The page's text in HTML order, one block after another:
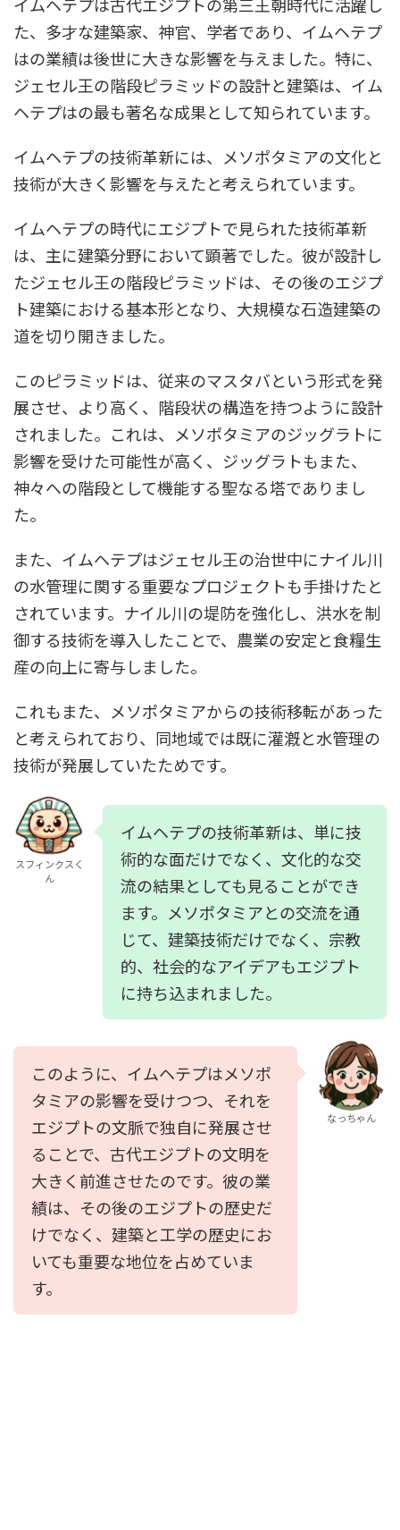
た、多才な建築家、神官、学者であり、イムヘテプ
はの業績は後世に大きな影響を与えました。特に、
ジェセル王の階段ピラミッドの設計と建築は、イム
ヘテプはの最も著名な成果として知られています。
イムヘテプの技術革新には、メソポタミアの文化と
技術が大きく影響を与えたと考えられています。
イムヘテプの時代にエジプトで見られた技術革新
は、主に建築分野において顕著でした。彼が設計し
たジェセル王の階段ピラミッドは、その後のエジプ
ト建築における基本形となり、大規模な石造建築の
道を切り開きました。
このピラミッドは、従来のマスタバという形式を発
展させ、より高く、階段状の構造を持つように設計
されました。これは、メソポタミアのジッグラトに
影響を受けた可能性が高く、ジッグラトもまた、
神々への階段として機能する聖なる塔でありまし
た。
また、イムヘテプはジェセル王の治世中にナイル川
の水管理に関する重要なプロジェクトも手掛けたと
されています。ナイル川の堤防を強化し、洪水を制
御する技術を導入したことで、農業の安定と食糧生
産の向上に寄与しました。
これもまた、メソポタミアからの技術移転があった
と考えられており、同地域では既に灌漑と水管理の
技術が発展していたためです。
スフィンクスく
ん
イムヘテプの技術革新は、単に技
術的な面だけでなく、文化的な交
流の結果としても見ることができ
ます。メソポタミアとの交流を通
じて、建築技術だけでなく、宗教
的、社会的なアイデアもエジプト
に持ち込まれました。
このように、イムヘテプはメソポ
タミアの影響を受けつつ、それを
エジプトの文脈で独自に発展させ
ることで、古代エジプトの文明を
大きく前進させたのです。彼の業
績は、その後のエジプトの歴史だ
けでなく、建築と工学の歴史にお
いても重要な地位を占めていま
す。
なっちゃん